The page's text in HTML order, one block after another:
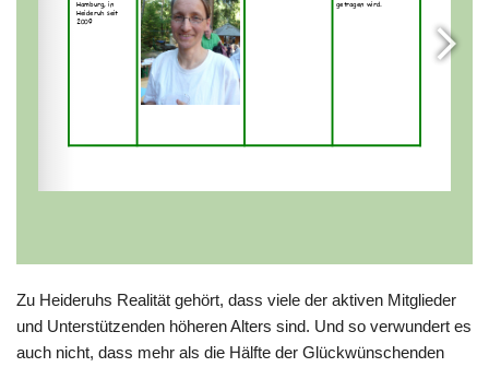
Zu Heideruhs Realität gehört, dass viele der aktiven Mitglieder
und Unterstützenden höheren Alters sind. Und so verwundert es
auch nicht, dass mehr als die Hälfte der Glückwünschenden